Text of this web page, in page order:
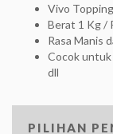
Vivo
Berat 1 Kg /
Rasa Manis
Cocok untuk
dll
PILIHAN